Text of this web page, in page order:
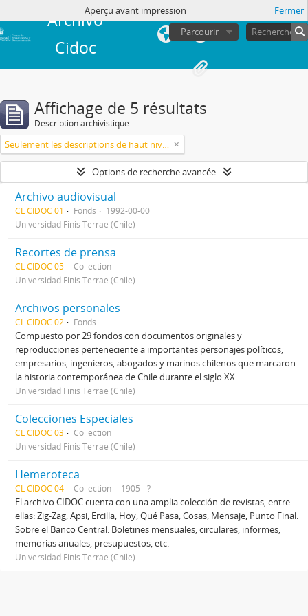
Archivo
Cidoc
de session
Parcourir
Aperçu avant impression Fermer
Affichage de 5 résultats
Description archivistique
Seulement les descriptions de haut niveau
Options de recherche avancée
Archivo audiovisual
CL CIDOC 01 Fonds
1992-00-00
Universidad Finis Terrae (Chile)
Recortes de prensa
CL CIDOC 05
Collection
Universidad Finis Terrae (Chile)
Archivos personales
CL CIDOC 02 Fonds
Compuesto por 29 fondos con documentos originales y
reproducciones perteneciente a importantes personajes políticos,
empresarios, ingenieros, abogados y marinos chilenos que marcaron
la historia contemporánea de Chile durante el siglo XX.
Universidad Finis Terrae (Chile)
Colecciones Especiales
CL CIDOC 03
Collection
Universidad Finis Terrae (Chile)
Hemeroteca
CL CIDOC 04 Collection 1905 - ?
El archivo CIDOC cuenta con una amplia colección de revistas, entre
ellas: Zig-Zag, Apsi, Ercilla, Hoy, Qué Pasa, Cosas, Mensaje, Punto Final.
Sobre el Banco Central: Boletines mensuales, circulares, informes,
memorias anuales, presupuestos, etc.
Universidad Finis Terrae (Chile)